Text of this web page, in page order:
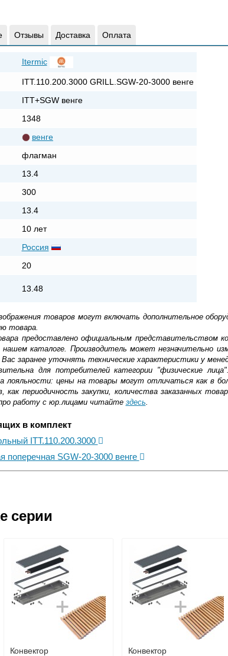
Отзывы Доставка Оплата
Itermic
ITT.110.200.3000 GRILL.SGW-20-3000 венге
ITT+SGW венге
1348
венге
флагман
13.4
300
13.4
10 лет
Россия
20
13.48
товаров могут включать дополнительное
товара.
предоставлено официальным представительством
каталоге. Производитель может незначительно
заранее уточнять технические характеристики у
для потребителей категории "физические
лояльности: цены на товары могут отличаться как в
периодичность закупки, количества заказанных
работу с юр.лицами читайте здесь
в комплект
ITT.110.200.3000
поперечная SGW-20-3000 венге
и Московской области
товара как при доставке, так и самовывозом
деньги, Web-money, Qiwi-кошельки и другие).
и с НДС)
серии
Конвектор
Конвектор